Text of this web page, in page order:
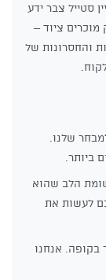
סטייל צבר ידע
ציוד –
והחסרונות של
שלנו.
ביותר.
הלב שהוא
לעשות את
בקופה. אנחנו